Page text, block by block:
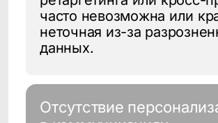
Все медийные активности
уводят пользователя в онлайн-
площадки, из которых сложно
получить данные об активности